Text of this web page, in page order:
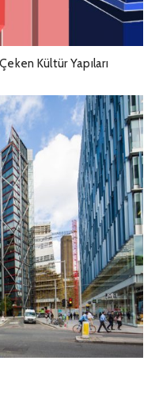
Kültür Yapıları